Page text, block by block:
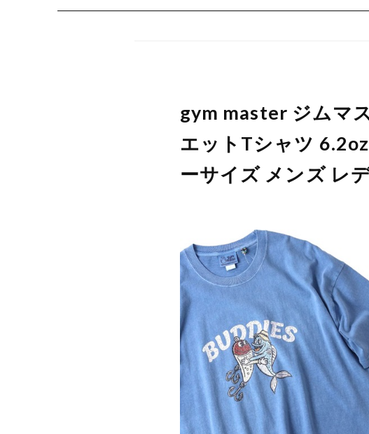
gym master ジムマ
エットTシャツ
ーサイズ メンズ レ